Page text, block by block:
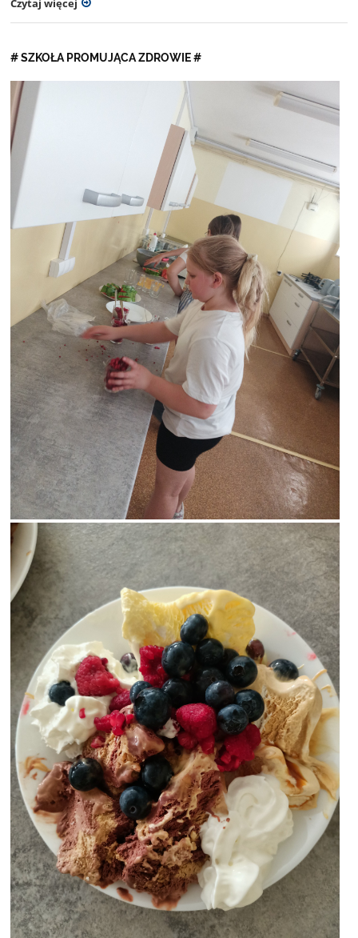
Czytaj więcej
# SZKOŁA PROMUJĄCA ZDROWIE #